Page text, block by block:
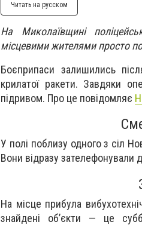
Читать на русском
На Миколаївщині
місцевими жителями просто
Боєприпаси залишились
крилатої ракети. Завдяки
підривом. Про це повідомляє
У полі поблизу одного з сіл
Вони відразу зателефонували
На місце прибула
знайдені об’єкти — це